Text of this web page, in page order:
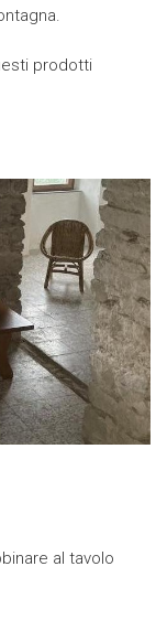
prodotti
al tavolo